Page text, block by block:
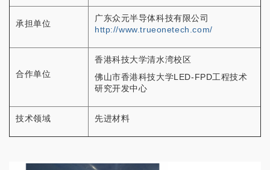
承担单位
广东众元半导体科技有限公司
http://www.trueonetech.com/
合作单位
香港科技大学清水湾校区
佛山市香港科技大学LED-FPD工程技术
研究开发中心
技术领域 先进材料